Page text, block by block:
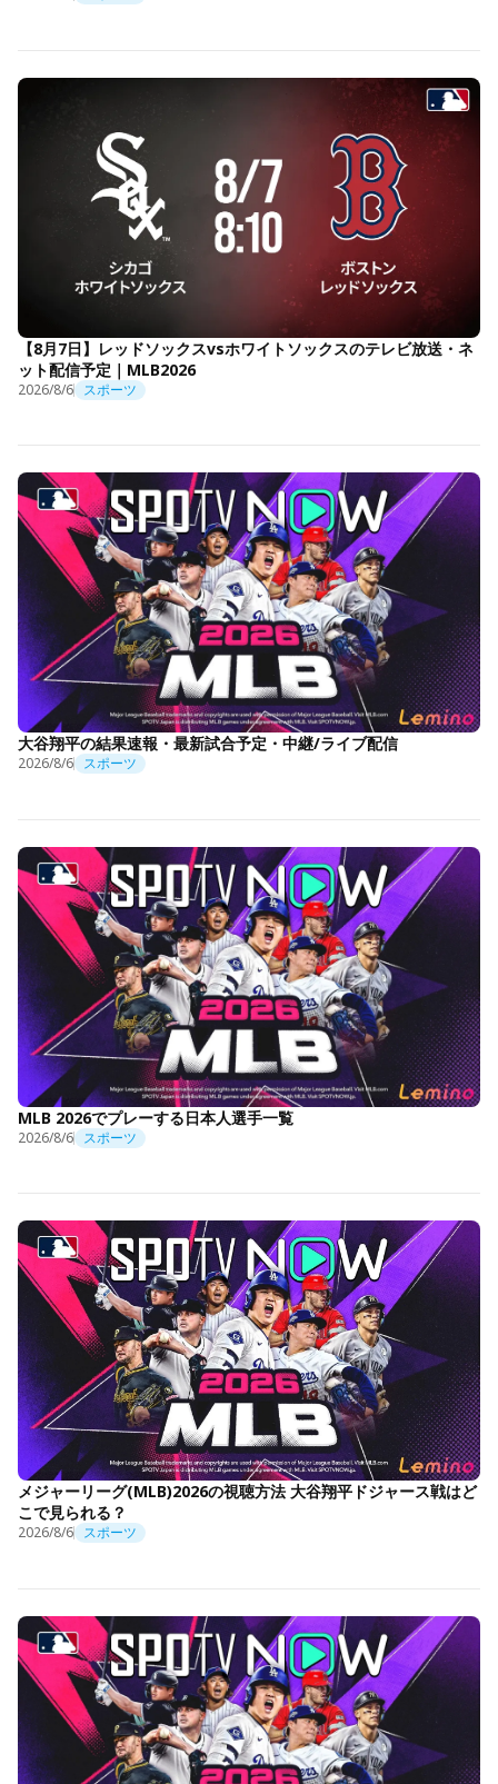
【8月7日】レッドソックスvsホワイトソックスのテレビ放送・ネ
ット配信予定｜MLB2026
2026/8/6 スポーツ
大谷翔平の結果速報・最新試合予定・中継/ライブ配信
2026/8/6 スポーツ
MLB 2026でプレーする日本人選手一覧
2026/8/6 スポーツ
メジャーリーグ(MLB)2026の視聴方法 大谷翔平ドジャース戦はど
こで見られる？
2026/8/6 スポーツ